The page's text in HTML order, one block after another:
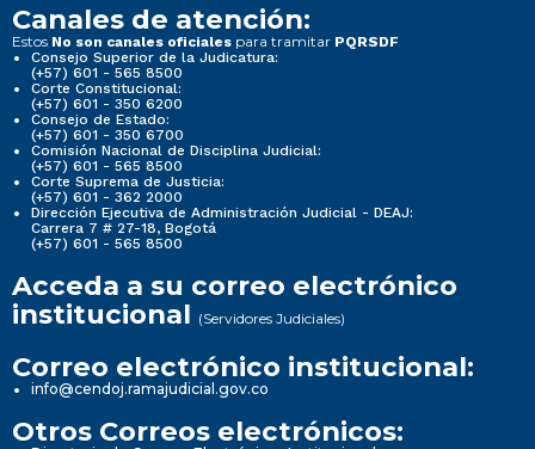
Canales de atención:
Estos No son canales oficiales para tramitar PQRSDF
Consejo Superior de la Judicatura:
(+57) 601 - 565 8500
Corte Constitucional:
(+57) 601 - 350 6200
Consejo de Estado:
(+57) 601 - 350 6700
Comisión Nacional de Disciplina Judicial:
(+57) 601 - 565 8500
Corte Suprema de Justicia:
(+57) 601 - 362 2000
Dirección Ejecutiva de Administración Judicial - DEAJ:
Carrera 7 # 27-18, Bogotá
(+57) 601 - 565 8500
Acceda a su correo electrónico
institucional (Servidores Judiciales)
Correo electrónico institucional:
info@cendoj.ramajudicial.gov.co
Otros Correos electrónicos: